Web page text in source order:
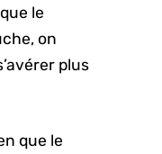
le
on
plus
que le